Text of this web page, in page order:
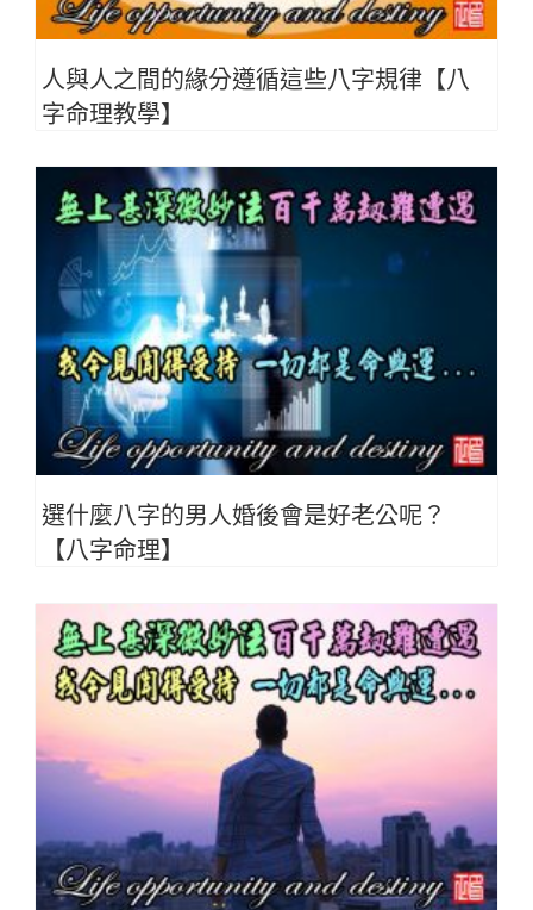
人與人之間的緣分遵循這些八字規律【八
字命理教學】
選什麼八字的男人婚後會是好老公呢？
【八字命理】